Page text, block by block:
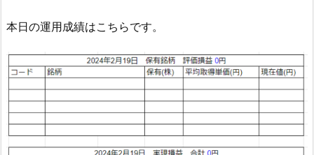
本日の運用成績はこちらです。